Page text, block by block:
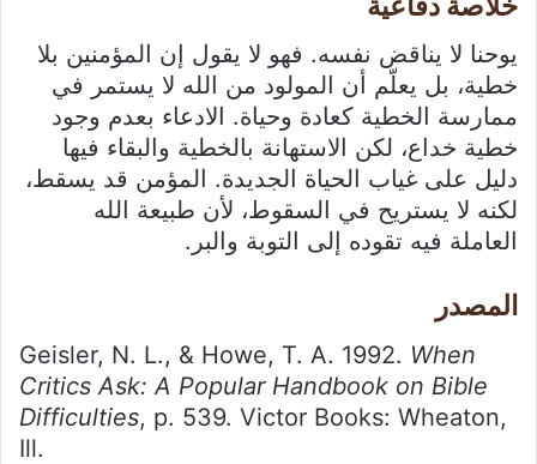
يوحنا لا يناقض نفسه. فهو لا يقول إن المؤمنين بلا
خطية، بل يعلّم أن المولود من الله لا يستمر في
ممارسة الخطية كعادة وحياة. الادعاء بعدم وجود
خطية خداع، لكن الاستهانة بالخطية والبقاء فيها
دليل على غياب الحياة الجديدة. المؤمن قد يسقط،
لكنه لا يستريح في السقوط، لأن طبيعة الله
العاملة فيه تقوده إلى التوبة والبر.
المصدر
Geisler, N. L., & Howe, T. A. 1992. When
Critics Ask: A Popular Handbook on Bible
Difficulties, p. 539. Victor Books: Wheaton,
Ill.